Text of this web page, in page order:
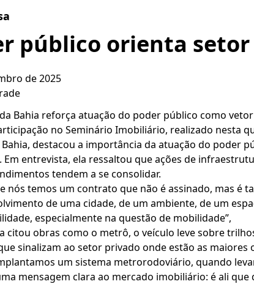
público orienta
de 2025
Bahia reforça atuação do poder público como
no Seminário Imobiliário, realizado nesta
destacou a importância da atuação do poder
Em entrevista, ela ressaltou que ações de
tendem a se consolidar.
nós temos um contrato que não é assinado, mas é
de uma cidade, de um ambiente, de um
especialmente na questão de mobilidade”,
citou obras como o metrô, o veículo leve sobre
sinalizam ao setor privado onde estão as
um sistema metrorodoviário, quando
mensagem clara ao mercado imobiliário: é ali